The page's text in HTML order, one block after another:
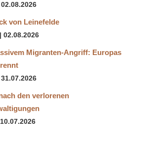
02.08.2026
von Leinefelde
02.08.2026
Migranten-Angriff: Europas
31.07.2026
den verlorenen
10.07.2026